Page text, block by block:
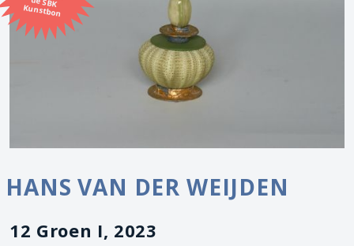
Kunstbon
HANS VAN DER WEIJDEN
12 Groen I, 2023